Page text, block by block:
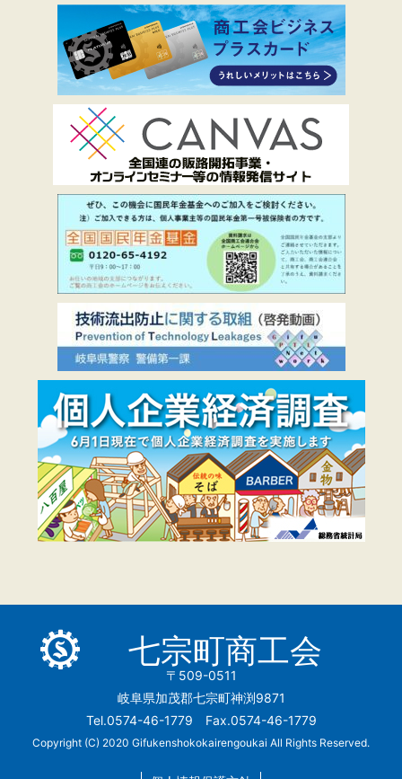
七宗町商工会
〒509-0511
岐阜県加茂郡七宗町神渕9871
Tel.0574-46-1779 Fax.0574-46-1779
Copyright (C) 2020 Gifukenshokokairengoukai All Rights Reserved.